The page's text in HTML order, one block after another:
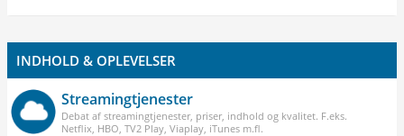
INDHOLD & OPLEVELSER
Streamingtjenester
Debat af streamingtjenester, priser, indhold og kvalitet. F.eks.
Netflix, HBO, TV2 Play, Viaplay, iTunes m.fl.